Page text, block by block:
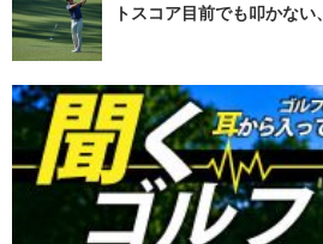
トスコア目前でも叩かない